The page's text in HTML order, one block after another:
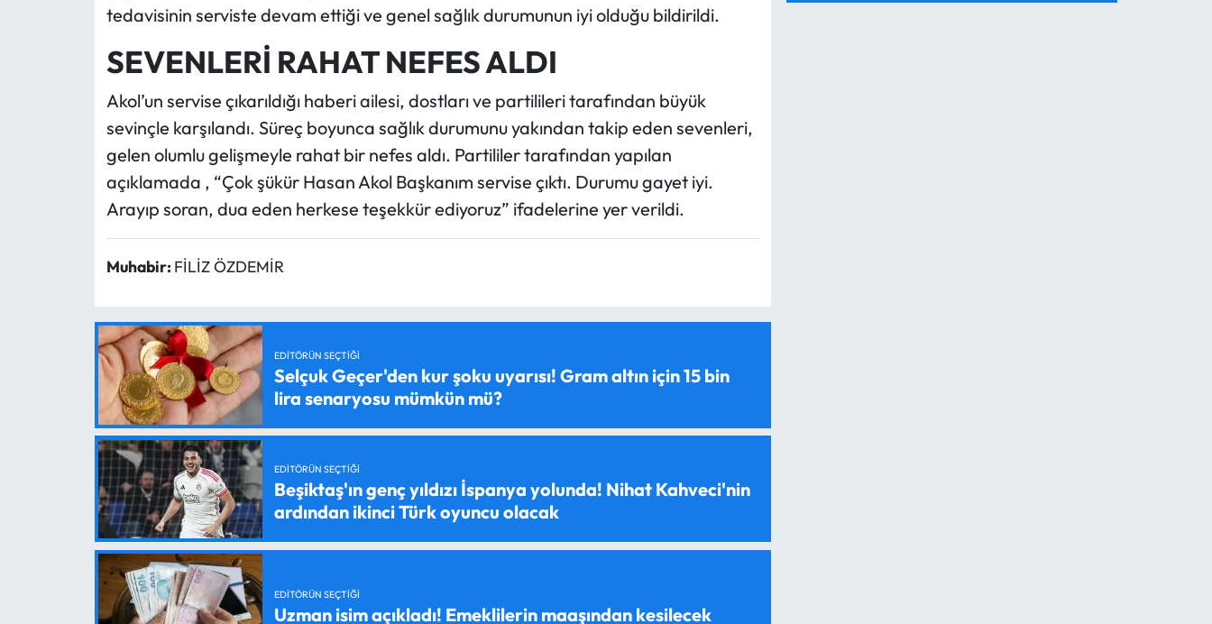
tedavisinin serviste devam ettiği ve genel sağlık durumunun iyi olduğu bildirildi.
SEVENLERİ RAHAT NEFES ALDI
Akol’un servise çıkarıldığı haberi ailesi, dostları ve partilileri tarafından büyük
sevinçle karşılandı. Süreç boyunca sağlık durumunu yakından takip eden sevenleri,
gelen olumlu gelişmeyle rahat bir nefes aldı. Partililer tarafından yapılan
açıklamada , “Çok şükür Hasan Akol Başkanım servise çıktı. Durumu gayet iyi.
Arayıp soran, dua eden herkese teşekkür ediyoruz” ifadelerine yer verildi.
Muhabir: FİLİZ ÖZDEMİR
EDITÖRÜN SEÇTIĞI
Selçuk Geçer'den kur şoku uyarısı! Gram altın için 15 bin
lira senaryosu mümkün mü?
EDITÖRÜN SEÇTIĞI
Beşiktaş'ın genç yıldızı İspanya yolunda! Nihat Kahveci'nin
ardından ikinci Türk oyuncu olacak
EDITÖRÜN SEÇTIĞI
Uzman isim açıkladı! Emeklilerin maaşından kesilecek